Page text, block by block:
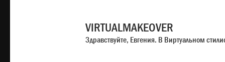
VIRTUALMAKEOVER
Здравствуйте, Евгения. В Виртуальном